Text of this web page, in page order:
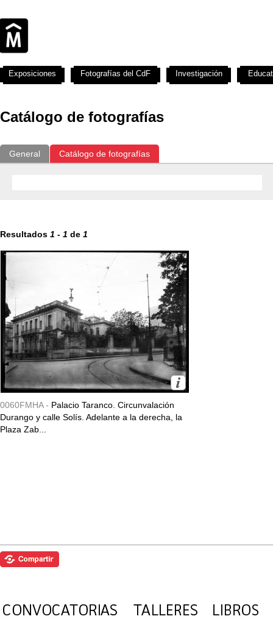
Catálogo de fotografías
General Catálogo de fotografías
Resultados 1 - 1 de 1
0060FMHA - Palacio Taranco. Circunvalación
Durango y calle Solís. Adelante a la derecha, la
Plaza Zab...
Exposiciones Fotografías del CdF Investigación